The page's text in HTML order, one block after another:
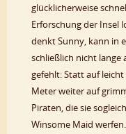
glücklicherweise
Erforschung der Insel
denkt Sunny, kann in
schließlich nicht lange
gefehlt: Statt auf
Meter weiter auf
Piraten, die sie
Winsome Maid